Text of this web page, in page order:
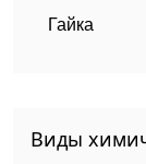
Гайка
Виды